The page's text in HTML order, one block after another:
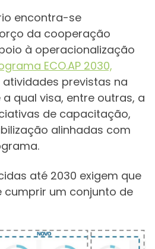
encontra-se
da cooperação
à operacionalização
ECO.AP 2030,
previstas na
a qual visa, entre outras, a
de capacitação,
alinhadas com
até 2030 exigem que
cumprir um conjunto de